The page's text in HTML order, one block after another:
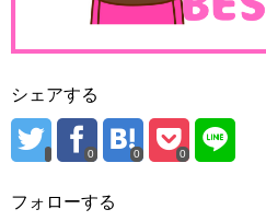
シェアする
0 0 0
フォローする